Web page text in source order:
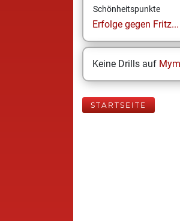
Schönheitspunkte
Erfolge gegen Fritz...
Keine Drills auf
STARTSEITE